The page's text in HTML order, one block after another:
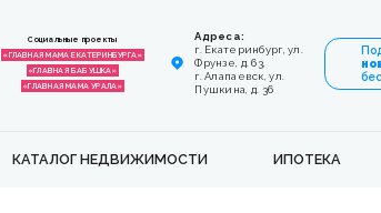
Социальные проекты
«ГЛАВНАЯ МАМА ЕКАТЕРИНБУРГА»
«ГЛАВНАЯ БАБУШКА»
«ГЛАВНАЯ МАМА УРАЛА»
Адреса:
г. Екатеринбург, ул.
Фрунзе, д. 63,
г. Алапаевск, ул.
Пушкина, д. 36
КАТАЛОГ НЕДВИЖИМОСТИ ИПОТЕКА